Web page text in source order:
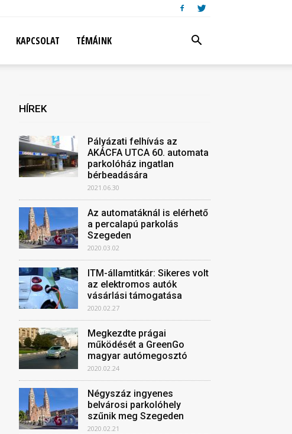
KAPCSOLAT TÉMÁINK
HÍREK
Pályázati felhívás az
AKÁCFA UTCA 60. automata
parkolóház ingatlan
bérbeadására
2021.06.30
Az automatáknál is elérhető
a percalapú parkolás
Szegeden
2020.03.02
ITM-államtitkár: Sikeres volt
az elektromos autók
vásárlási támogatása
2020.02.27
Megkezdte prágai
működését a GreenGo
magyar autómegosztó
2020.02.24
Négyszáz ingyenes
belvárosi parkolóhely
szűnik meg Szegeden
2020.02.21